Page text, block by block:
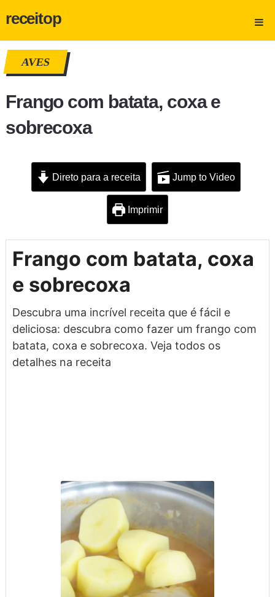
receitop
AVES
Frango com batata, coxa e
sobrecoxa
Direto para a receita Jump to Video
Imprimir
Frango com batata, coxa
e sobrecoxa
Descubra uma incrível receita que é fácil e
deliciosa: descubra como fazer um frango com
batata, coxa e sobrecoxa. Veja todos os
detalhes na receita